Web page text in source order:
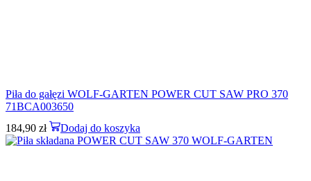
Piła do gałęzi WOLF-GARTEN POWER CUT SAW PRO 370
71BCA003650
184,90 zł Dodaj do koszyka